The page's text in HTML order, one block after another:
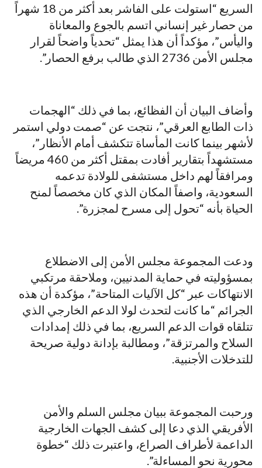
السريع “استولت على الفاشر بعد أكثر من 18 شهراً
من حصار غير إنساني اتسم بالجوع والمعاناة
واليأس”، مؤكداً أن هذا يمثل “تحدياً واضحاً لقرار
مجلس الأمن 2736 الذي طالب برفع الحصار”.
وأضاف البيان أن الفظائع، بما في ذلك “الهجمات
ذات الطابع العرقي”، نتجت عن “صمت دولي استمر
لأشهر بينما كانت المأساة تتكشف أمام الأنظار”،
مستشهداً بتقارير أفادت بمقتل أكثر من 460 مريضاً
ومرافقاً لهم داخل مستشفى للولادة تدعمه
السعودية، واصفاً المكان الذي كان مخصصاً لمنح
الحياة بأنه “تحول إلى مسرح لمجزرة”.
ودعت المجموعة مجلس الأمن إلى الاضطلاع
بمسؤوليته في حماية المدنيين، وملاحقة مرتكبي
الانتهاكات عبر “كل الآليات المتاحة”، مؤكدة أن هذه
الجرائم “ما كانت لتحدث لولا الدعم الخارجي الذي
تتلقاه قوات الدعم السريع، بما في ذلك إمدادات
السلاح والمرتزقة”، ومطالبة بإدانة دولية صريحة
للتدخلات الأجنبية.
ورحبت المجموعة ببيان مجلس السلم والأمن
الأفريقي الذي دعا إلى كشف الجهات الخارجية
الداعمة لأطراف الصراع، واعتبرت ذلك “خطوة
محورية نحو المساءلة”.